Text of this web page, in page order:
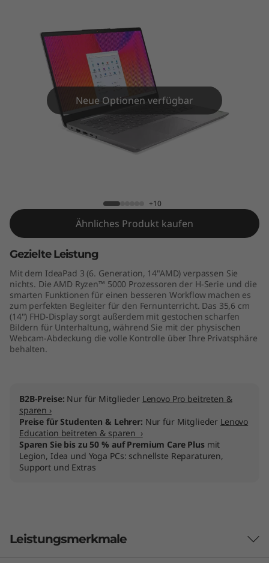
M
D
Neue Optionen verfügbar
+10
Ähnliches Produkt kaufen
Gezielte Leistung
Mit dem IdeaPad 3 (6. Generation, 14"AMD) verpassen Sie
nichts. Die AMD Ryzen™ 5000 Prozessoren der H-Serie und die
smarten Funktionen für einen besseren Workflow machen es
zum perfekten Begleiter für den Fernunterricht. Das 35,6 cm
(14") FHD-Display sorgt außerdem mit gestochen scharfen
Bildern für Unterhaltung, während Sie mit der physischen
Webcam-Abdeckung die volle Kontrolle über Ihre Privatsphäre
behalten.
B2B-Preise: Nur für Mitglieder Lenovo Pro beitreten &
sparen ›
Preise für Studenten & Lehrer: Nur für Mitglieder Lenovo
Education beitreten & sparen ›
Sparen Sie bis zu 50 % auf Premium Care Plusmit
Legion, Idea und Yoga PCs: schnellste Reparaturen,
Support und Extras
Leistungsmerkmale